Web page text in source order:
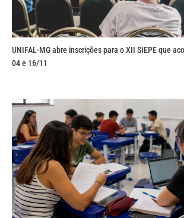
UNIFAL-MG abre inscrições para o XII SIEPE que
04 e 16/11